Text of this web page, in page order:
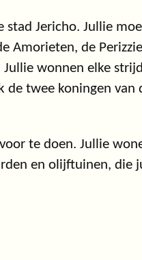
Jericho. Jullie
Amorieten, de
wonnen elke
twee koningen van
te doen. Jullie
en olijftuinen, die